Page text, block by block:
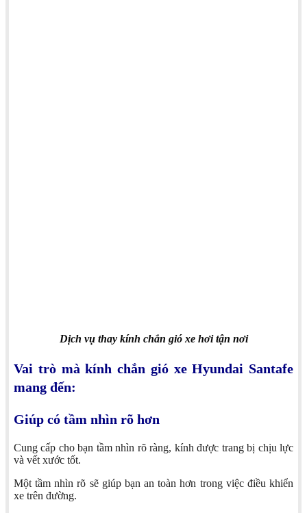
Dịch vụ thay kính chắn gió xe hơi tận nơi
Vai trò mà kính chắn gió xe Hyundai Santafe
mang đến:
Giúp có tầm nhìn rõ hơn
Cung cấp cho bạn tầm nhìn rõ ràng, kính được trang bị chịu lực
và vết xước tốt.
Một tầm nhìn rõ sẽ giúp bạn an toàn hơn trong việc điều khiển
xe trên đường.